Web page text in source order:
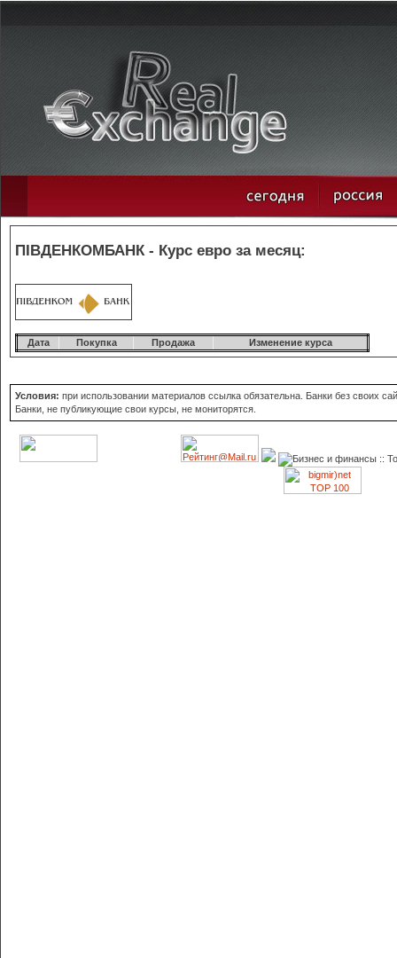
ПІВДЕНКОМБАНК - Курс евро за месяц:
Дата Покупка Продажа Изменение курса
Условия: при использовании материалов ссылка обязательна. Банки без своих
Банки, не публикующие свои курсы, не мониторятся.